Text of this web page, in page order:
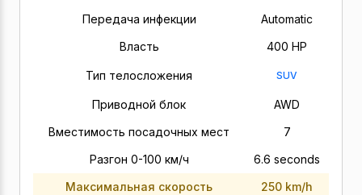
Передача инфекции
Automatic
Власть
400 HP
Тип телосложения SUV
Приводной блок
AWD
Вместимость посадочных мест
7
Разгон 0-100 км/ч
6.6 seconds
Максимальная скорость
250 km/h